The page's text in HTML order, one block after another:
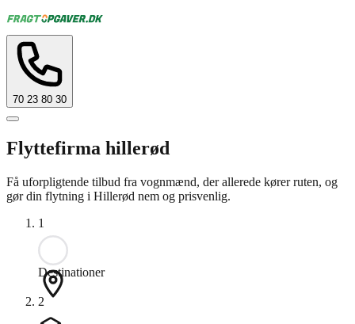
70 23 80 30
Flyttefirma hillerød
Få uforpligtende tilbud fra vognmænd, der allerede kører ruten, og
gør din flytning i Hillerød nem og prisvenlig.
1
Destinationer
2